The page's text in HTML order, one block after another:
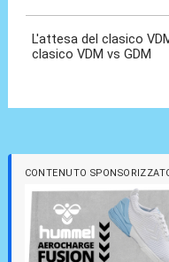
L'attesa del clasico
clasico VDM vs GDM
CONTENUTO